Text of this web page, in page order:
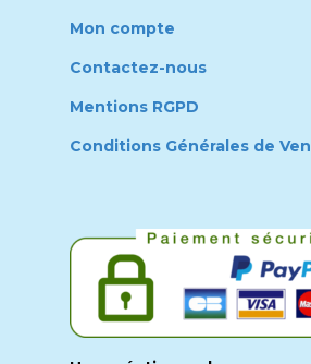
Mon compte
Contactez-nous
Mentions RGPD
Conditions Générales de